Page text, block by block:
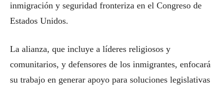
inmigración y seguridad fronteriza en el Congreso de
Estados Unidos.
La alianza, que incluye a líderes religiosos y
comunitarios, y defensores de los inmigrantes, enfocará
su trabajo en generar apoyo para soluciones legislativas